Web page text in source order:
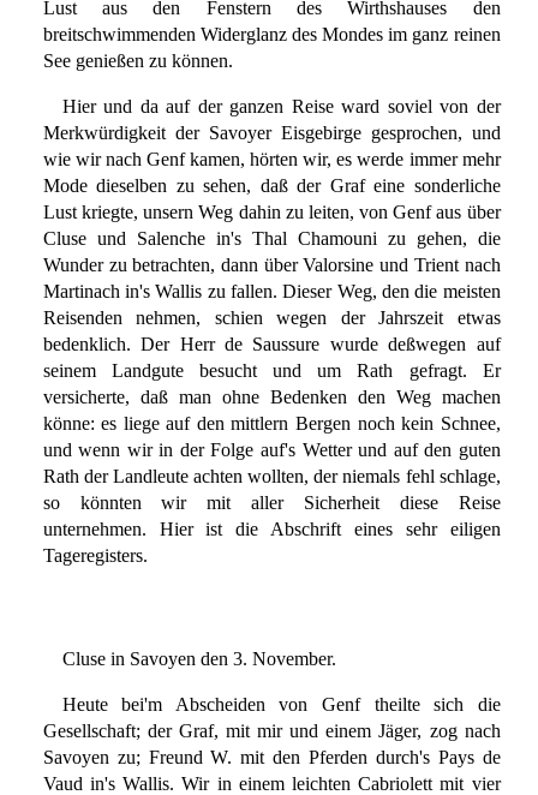
Lust aus den Fenstern des Wirthshauses den
breitschwimmenden Widerglanz des Mondes im ganz reinen
See genießen zu können.
Hier und da auf der ganzen Reise ward soviel von der
Merkwürdigkeit der Savoyer Eisgebirge gesprochen, und
wie wir nach Genf kamen, hörten wir, es werde immer mehr
Mode dieselben zu sehen, daß der Graf eine sonderliche
Lust kriegte, unsern Weg dahin zu leiten, von Genf aus über
Cluse und Salenche in's Thal Chamouni zu gehen, die
Wunder zu betrachten, dann über Valorsine und Trient nach
Martinach in's Wallis zu fallen. Dieser Weg, den die meisten
Reisenden nehmen, schien wegen der Jahrszeit etwas
bedenklich. Der Herr de Saussure wurde deßwegen auf
seinem Landgute besucht und um Rath gefragt. Er
versicherte, daß man ohne Bedenken den Weg machen
könne: es liege auf den mittlern Bergen noch kein Schnee,
und wenn wir in der Folge auf's Wetter und auf den guten
Rath der Landleute achten wollten, der niemals fehl schlage,
so könnten wir mit aller Sicherheit diese Reise
unternehmen. Hier ist die Abschrift eines sehr eiligen
Tageregisters.
Cluse in Savoyen den 3. November.
Heute bei'm Abscheiden von Genf theilte sich die
Gesellschaft; der Graf, mit mir und einem Jäger, zog nach
Savoyen zu; Freund W. mit den Pferden durch's Pays de
Vaud in's Wallis. Wir in einem leichten Cabriolett mit vier